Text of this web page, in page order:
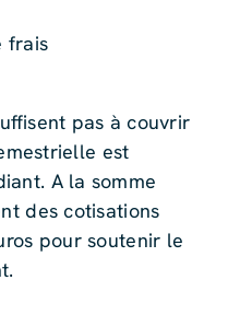
frais
pas à couvrir
est
A la somme
des cotisations
pour soutenir le